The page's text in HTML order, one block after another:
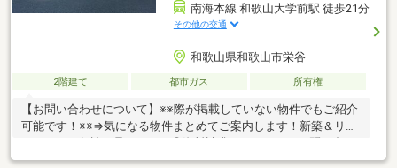
南海本線 和歌山大学前駅 徒歩21分
その他の交通
和歌山県和歌山市栄谷
2階建て 都市ガス 所有権
【お問い合わせについて】※※際が掲載していない物件でもご紹介
可能です！※※⇒気になる物件まとめてご案内します！新築＆リフ
せは24時間受付中♪◎18時以降のご見学ご相談・オンライン対